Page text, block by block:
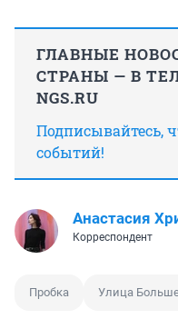
ГЛАВНЫЕ
СТРАНЫ — В
NGS.RU
Подписывайтесь,
событий!
Анастасия
Корреспондент
Пробка Улица